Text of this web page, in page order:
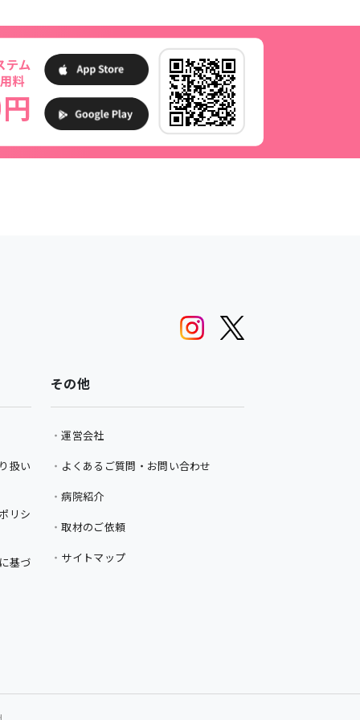
扱い
リシ
基づ
その他
運営会社
よくあるご質問・お問い合わせ
病院紹介
取材のご依頼
サイトマップ